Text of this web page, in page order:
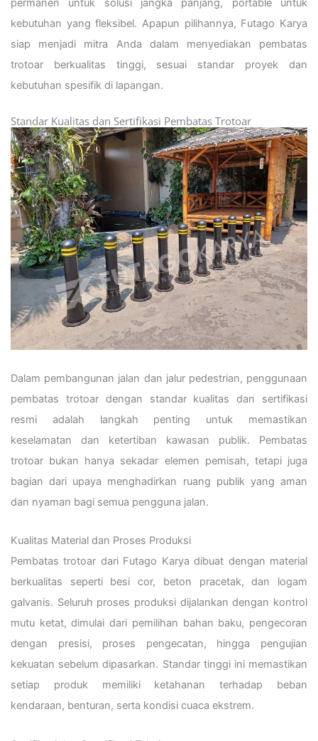
permanen untuk solusi jangka panjang, portable untuk
kebutuhan yang fleksibel. Apapun pilihannya, Futago Karya
siap menjadi mitra Anda dalam menyediakan pembatas
trotoar berkualitas tinggi, sesuai standar proyek dan
kebutuhan spesifik di lapangan.
Standar Kualitas dan Sertifikasi Pembatas Trotoar
Dalam pembangunan jalan dan jalur pedestrian, penggunaan
pembatas trotoar dengan standar kualitas dan sertifikasi
resmi adalah langkah penting untuk memastikan
keselamatan dan ketertiban kawasan publik. Pembatas
trotoar bukan hanya sekadar elemen pemisah, tetapi juga
bagian dari upaya menghadirkan ruang publik yang aman
dan nyaman bagi semua pengguna jalan.
Kualitas Material dan Proses Produksi
Pembatas trotoar dari Futago Karya dibuat dengan material
berkualitas seperti besi cor, beton pracetak, dan logam
galvanis. Seluruh proses produksi dijalankan dengan kontrol
mutu ketat, dimulai dari pemilihan bahan baku, pengecoran
dengan presisi, proses pengecatan, hingga pengujian
kekuatan sebelum dipasarkan. Standar tinggi ini memastikan
setiap produk memiliki ketahanan terhadap beban
kendaraan, benturan, serta kondisi cuaca ekstrem.